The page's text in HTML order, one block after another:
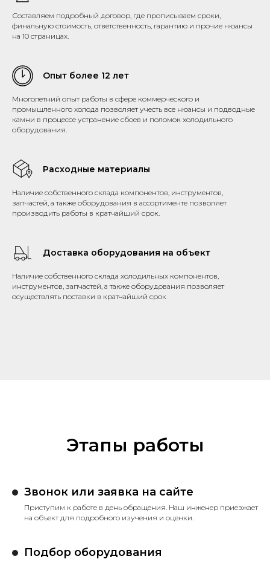
Составляем подробный договор, где прописываем сроки,
финальную стоимость, ответственность, гарантию и прочие нюансы
на 10 страницах.
Опыт более 12 лет
Многолетний опыт работы в сфере коммерческого и
промышленного холода позволяет учесть все нюансы и подводные
камни в процессе устранение сбоев и поломок холодильного
оборудования.
Расходные материалы
Наличие собственного склада компонентов, инструментов,
запчастей, а также оборудования в ассортименте позволяет
производить работы в кратчайший срок.
Доставка оборудования на объект
Наличие собственного склада холодильных компонентов,
инструментов, запчастей, а также оборудования позволяет
осуществлять поставки в кратчайший срок
Этапы работы
Звонок или заявка на сайте
Приступим к работе в день обращения. Наш инженер приезжает
на объект для подробного изучения и оценки.
Подбор оборудования